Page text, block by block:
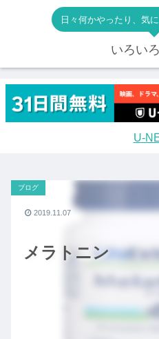
日々何かやったり、気
いろい
U-
メラトニン
ブログ
2019.11.07